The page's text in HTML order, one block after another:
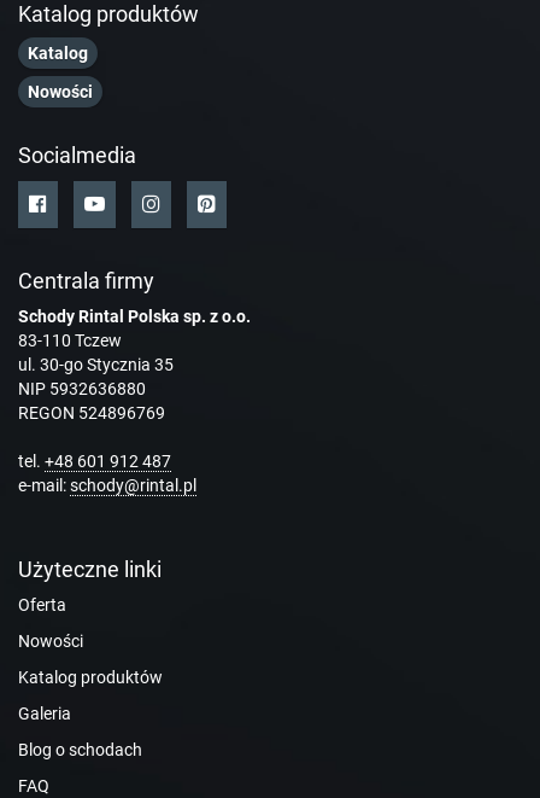
Katalog produktów
Katalog
Nowości
Socialmedia
Centrala firmy
Schody Rintal Polska sp. z o.o.
83-110 Tczew
ul. 30-go Stycznia 35
NIP 5932636880
REGON 524896769
tel. +48 601 912 487
e-mail:schody@rintal.pl
Użyteczne linki
Oferta
Nowości
Katalog produktów
Galeria
Blog o schodach
FAQ